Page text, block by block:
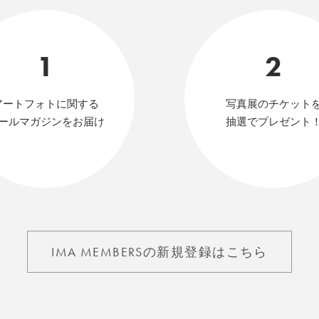
1
ートフォトに関する
ルマガジンをお届け
2
写真展のチケット
抽選でプレゼント
IMA MEMBERSの新規登録はこちら